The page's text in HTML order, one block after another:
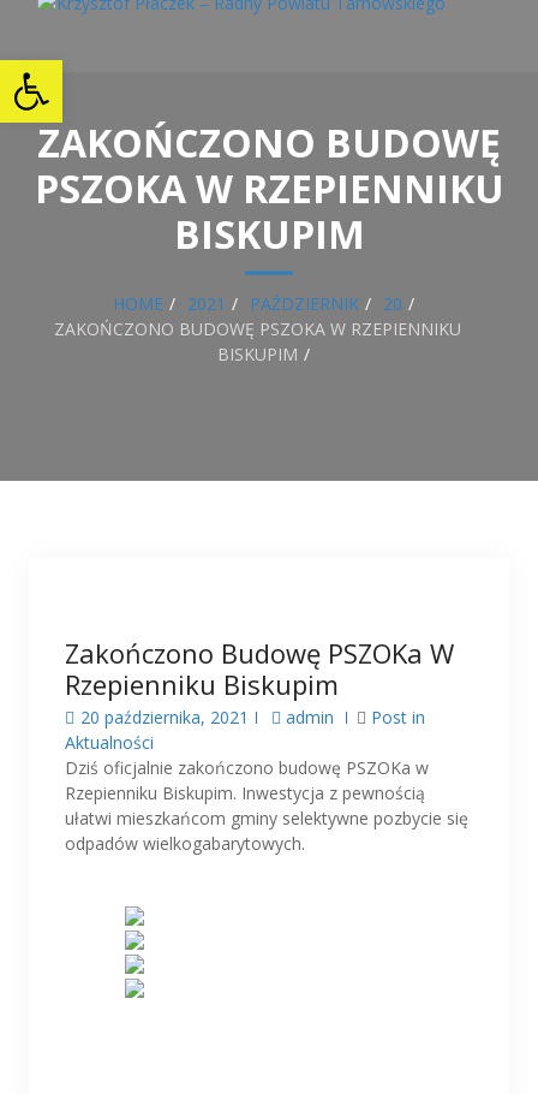
ZAKOŃCZONO BUDOWĘ
PSZOKA W RZEPIENNIKU
BISKUPIM
HOME 2021 PAŹDZIERNIK 20
ZAKOŃCZONO BUDOWĘ PSZOKA W RZEPIENNIKU
BISKUPIM
Zakończono Budowę PSZOKa W
Rzepienniku Biskupim
20 października, 2021 admin
Post in
Aktualności
Dziś oficjalnie zakończono budowę PSZOKa w
Rzepienniku Biskupim. Inwestycja z pewnością
ułatwi mieszkańcom gminy selektywne pozbycie się
odpadów wielkogabarytowych.
Open toolbar